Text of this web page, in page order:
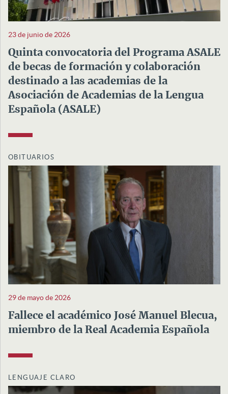
23 de junio de 2026
Quinta convocatoria del Programa ASALE
de becas de formación y colaboración
destinado a las academias de la
Asociación de Academias de la Lengua
Española (ASALE)
OBITUARIOS
29 de mayo de 2026
Fallece el académico José Manuel Blecua,
miembro de la Real Academia Española
LENGUAJE CLARO